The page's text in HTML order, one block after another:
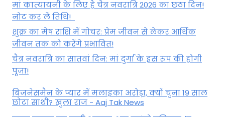
मां कात्‍यायनी के लिए है चैत्र नवरात्रि 2026 का छठा दिन!
नोट कर लें तिथि!
शुक्र का मेष राशि में गोचर: प्रेम जीवन से लेकर आर्थिक
जीवन तक को करेंगे प्रभावित!
चैत्र नवरात्रि का सातवां दिन: मां दुर्गा के इस रूप की होगी
पूजा!
बिजनेसमैन के प्यार में मलाइका अरोड़ा, क्यों चुना 19 साल
छोटा साथी? खुला राज - Aaj Tak News